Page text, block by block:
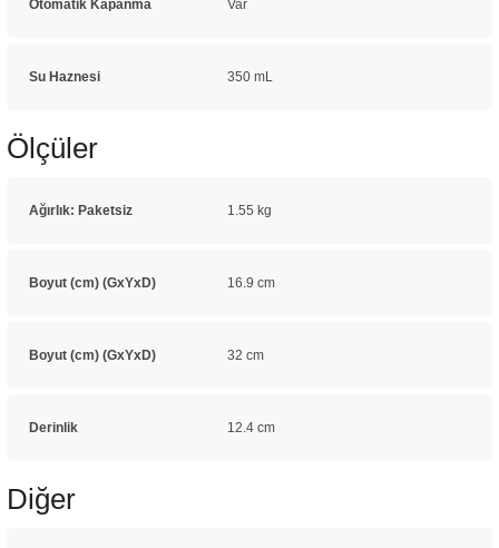
Otomatik Kapanma Var
Su Haznesi 350 mL
Ölçüler
Ağırlık: Paketsiz 1.55 kg
Boyut (cm) (GxYxD) 16.9 cm
Boyut (cm) (GxYxD) 32 cm
Derinlik 12.4 cm
Diğer